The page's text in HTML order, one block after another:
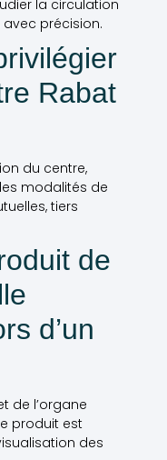
la circulation
précision.
Rabat
du centre,
modalités de
tiers
de
d’un
de l’organe
produit est
des